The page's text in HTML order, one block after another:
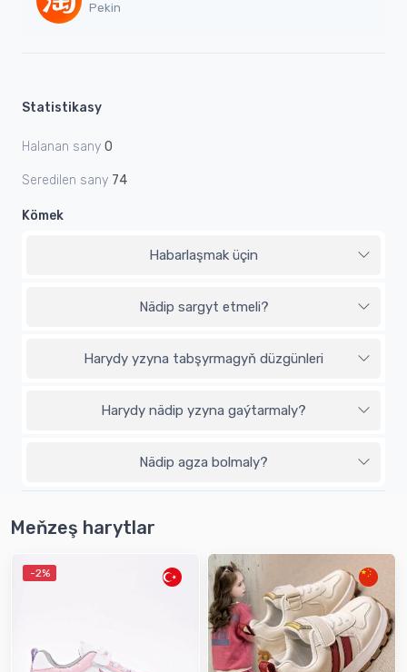
Pekin
Statistikasy
Halanan sany 0
Seredilen sany 74
Kömek
Habarlaşmak üçin
Nädip sargyt etmeli?
Harydy yzyna tabşyrmagyň düzgünleri
Harydy nädip yzyna gaýtarmaly?
Nädip agza bolmaly?
Meňzeş harytlar
-2%